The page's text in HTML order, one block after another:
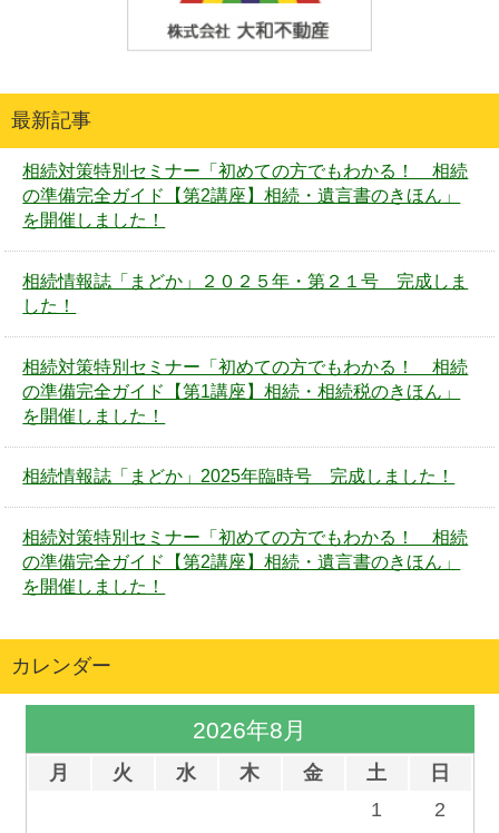
最新記事
相続対策特別セミナー「初めての方でもわかる！ 相続
の準備完全ガイド【第2講座】相続・遺言書のきほん」
を開催しました！
相続情報誌「まどか」２０２５年・第２１号 完成しま
した！
相続対策特別セミナー「初めての方でもわかる！ 相続
の準備完全ガイド【第1講座】相続・相続税のきほん」
を開催しました！
相続情報誌「まどか」2025年臨時号 完成しました！
相続対策特別セミナー「初めての方でもわかる！ 相続
の準備完全ガイド【第2講座】相続・遺言書のきほん」
を開催しました！
カレンダー
2026年8月
月 火 水 木 金 土 日
1
2